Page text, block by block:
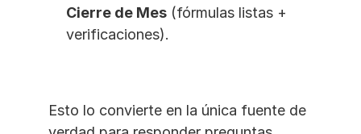
Cierre de Mes (fórmulas listas +
verificaciones).
Esto lo convierte en la única fuente de